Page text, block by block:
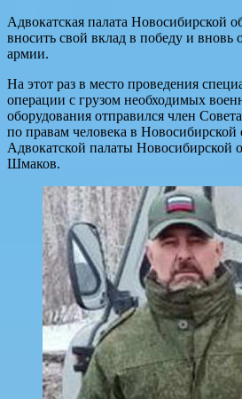
Адвокатская палата Новосибирской
вносить свой вклад в победу и вновь
армии.
На этот раз в место проведения
операции с грузом необходимых
оборудования отправился член
по правам человека в Новосибирской
Адвокатской палаты Новосибирской
Шмаков.